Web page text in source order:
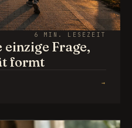
6 MIN. LESEZEIT
Frage,
formt
→